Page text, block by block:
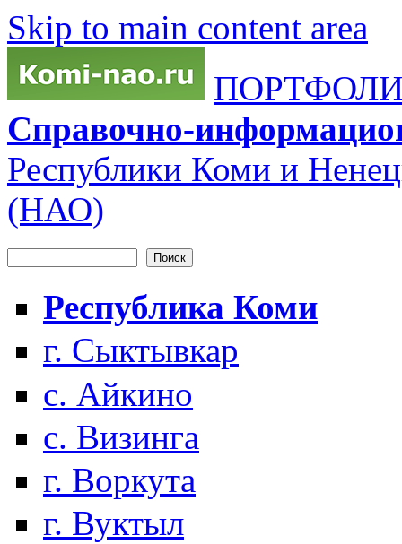
Skip to main content area
Справочно-
Республики Коми и
(НАО)
Форма поиска
Республика Коми
г. Сыктывкар
с. Айкино
с. Визинга
г. Воркута
г. Вуктыл